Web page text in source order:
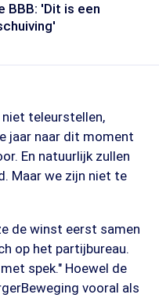
BBB: 'Dit is een
niet teleurstellen,
jaar naar dit moment
En natuurlijk zullen
Maar we zijn niet te
de winst eerst samen
op het partijbureau.
spek." Hoewel de
vooral als